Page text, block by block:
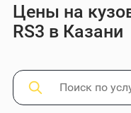
Цены на
RS3 в Казани